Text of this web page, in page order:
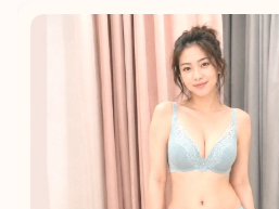
港澳中文
English